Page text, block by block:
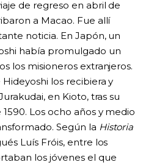
de regreso en abril de
a Macao. Fue allí
noticia. En Japón, un
había promulgado un
los misioneros extranjeros.
los recibiera y
en Kioto, tras su
Los ocho años y medio
Según la Historia
Luís Fróis, entre los
los jóvenes el que